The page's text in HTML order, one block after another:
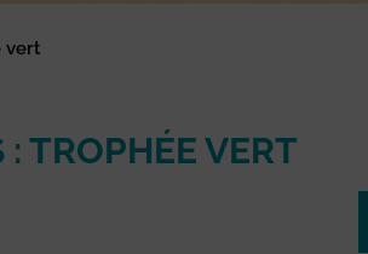
vert
TROPHÉE VERT